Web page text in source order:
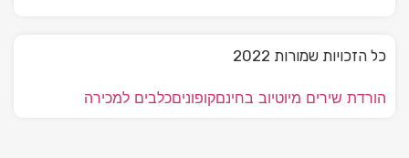
כל הזכויות שמורות 2022
הורדת שירים מיוטיוב בחינםקופוניםכלבים למכירה